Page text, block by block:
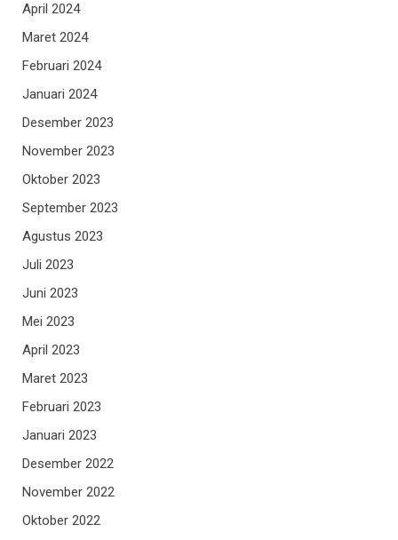
April 2024
Maret 2024
Februari 2024
Januari 2024
Desember 2023
November 2023
Oktober 2023
September 2023
Agustus 2023
Juli 2023
Juni 2023
Mei 2023
April 2023
Maret 2023
Februari 2023
Januari 2023
Desember 2022
November 2022
Oktober 2022